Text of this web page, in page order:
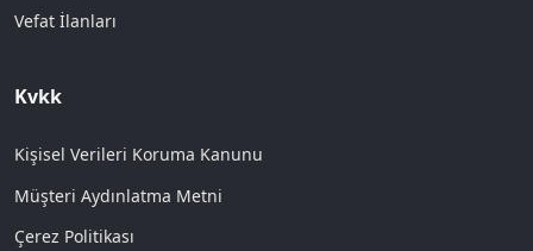
Vefat İlanları
Kvkk
Kişisel Verileri Koruma Kanunu
Müşteri Aydınlatma Metni
Çerez Politikası